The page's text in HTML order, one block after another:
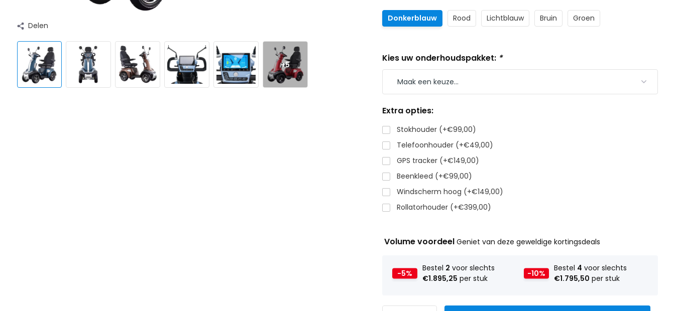
Delen
+5
Donkerblauw Rood Lichtblauw Bruin Groen
Kies uw onderhoudspakket: *
Extra opties:
Stokhouder (+€99,00)
Telefoonhouder (+€49,00)
GPS tracker (+€149,00)
Beenkleed (+€99,00)
Windscherm hoog (+€149,00)
Rollatorhouder (+€399,00)
Volume voordeelGeniet van deze geweldige kortingsdeals
-5%
Bestel 2 voor slechts
€1.895,25 per stuk
-10%
Bestel 4 voor slechts
€1.795,50 per stuk